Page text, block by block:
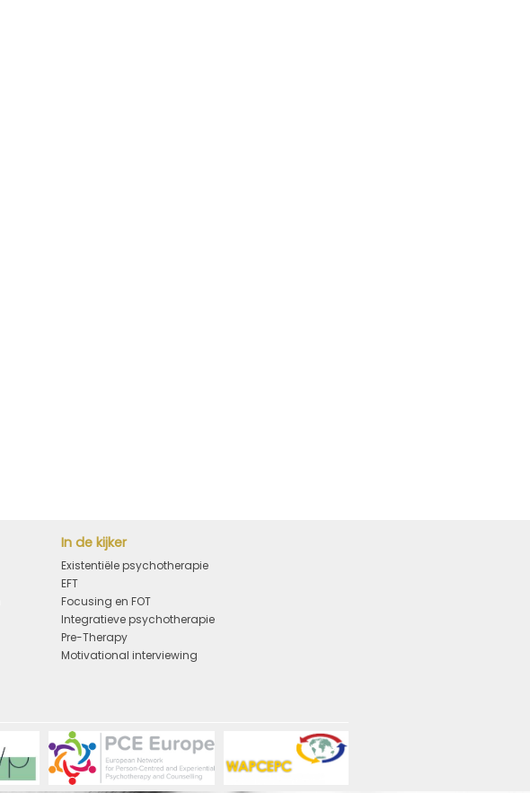
In de kijker
Existentiële psychotherapie
EFT
Focusing en FOT
Integratieve psychotherapie
Pre-Therapy
Motivational interviewing